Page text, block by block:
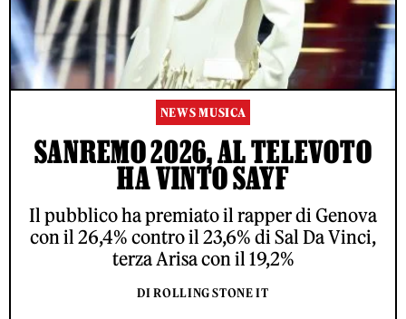
NEWS MUSICA
SANREMO 2026, AL TELEVOTO
HA VINTO SAYF
Il pubblico ha premiato il rapper di Genova
con il 26,4% contro il 23,6% di Sal Da Vinci,
terza Arisa con il 19,2%
DI ROLLING STONE IT